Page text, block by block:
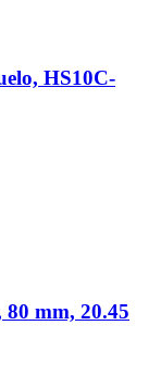
HS10C-
mm, 20.45